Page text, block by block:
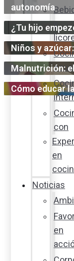
y
con
en
Noticias
en
autonomía
¿Tu hijo
Niños y
Malnutrición:
Cómo educar